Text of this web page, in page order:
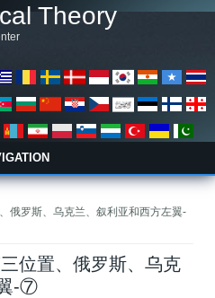
Theory
俄罗斯、乌克兰、叙利亚和西方左翼-
位置、俄罗斯、乌克
-⑦